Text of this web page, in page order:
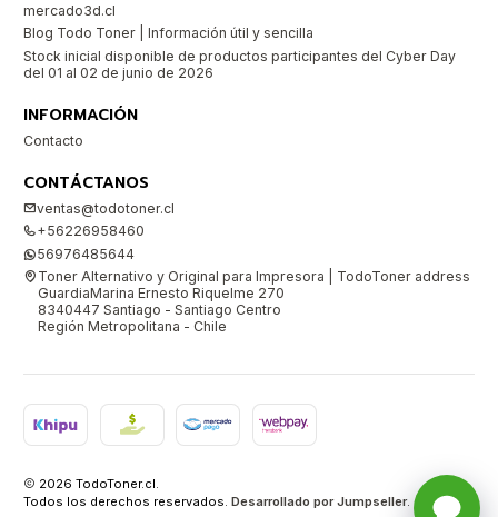
mercado3d.cl
Blog Todo Toner | Información útil y sencilla
Stock inicial disponible de productos participantes del Cyber Day
del 01 al 02 de junio de 2026
INFORMACIÓN
Contacto
CONTÁCTANOS
ventas@todotoner.cl
+56226958460
56976485644
Toner Alternativo y Original para Impresora | TodoToner address
GuardiaMarina Ernesto Riquelme 270
8340447 Santiago - Santiago Centro
Región Metropolitana - Chile
2026 TodoToner.cl.
Todos los derechos reservados. Desarrollado por Jumpseller.